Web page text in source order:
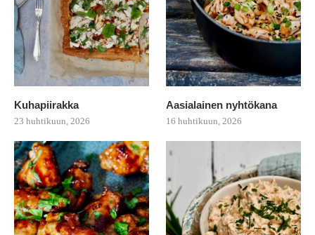
Kuhapiirakka
23 huhtikuun, 2026
Aasialainen nyhtökana
16 huhtikuun, 2026